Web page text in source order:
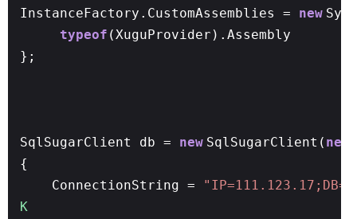
InstanceFactory.CustomAssemblies = new
typeof (XuguProvider).Assembly
};
SqlSugarClient db = new SqlSugarClient( new
{
ConnectionString =
K